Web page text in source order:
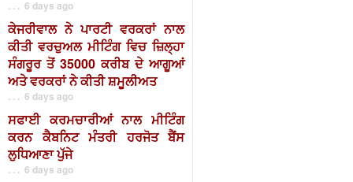
. . . 6 days ago
ਕੇਜਰੀਵਾਲ ਨੇ ਪਾਰਟੀ ਵਰਕਰਾਂ ਨਾਲ
ਕੀਤੀ ਵਰਚੁਅਲ ਮੀਟਿੰਗ ਵਿਚ ਜ਼ਿਲ੍ਹਾ
ਸੰਗਰੂਰ ਤੋਂ 35000 ਕਰੀਬ ਦੇ ਆਗੂਆਂ
ਅਤੇ ਵਰਕਰਾਂ ਨੇ ਕੀਤੀ ਸ਼ਮੂਲੀਅਤ
. . . 6 days ago
ਸਫਾਈ ਕਰਮਚਾਰੀਆਂ ਨਾਲ ਮੀਟਿੰਗ
ਕਰਨ ਕੈਬਨਿਟ ਮੰਤਰੀ ਹਰਜੋਤ ਬੈਂਸ
ਲੁਧਿਆਣਾ ਪੁੱਜੇ
. . . 6 days ago